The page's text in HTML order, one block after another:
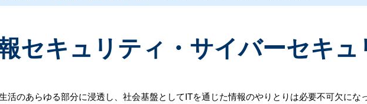
セキュリティ・サイバーセキュ
活のあらゆる部分に浸透し、社会基盤としてITを通じた情報のやりとりは必要不可欠に